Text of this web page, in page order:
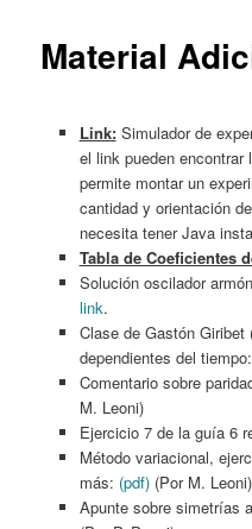
content
Material
Link:Simulador de
el link pueden encontrar
permite montar un
cantidad y orientación
necesita tener Java
Tabla de Coeficientes
Solución oscilador
link.
Clase de Gastón Giribet
dependientes del tiempo:
Comentario sobre
M. Leoni)
Ejercicio 7 de la guía 6
Método variacional,
más: (pdf)(Por M. Leoni)
Apunte sobre simetrías